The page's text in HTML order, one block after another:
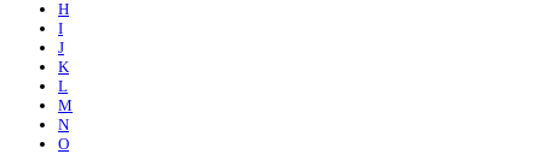
H
I
J
K
L
M
N
O